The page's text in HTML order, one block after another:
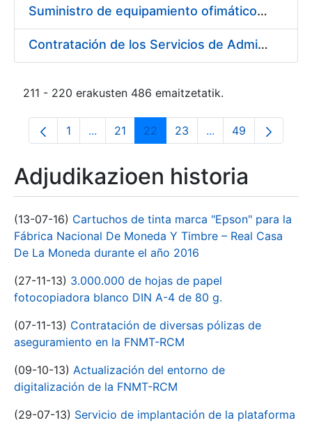
Suministro de equipamiento ofimático para la FNMT-RCM
Contratación de los Servicios de Administración, Soporte, Mantenimiento y Help Desk de la Infraestructura de la FNMT-RCM
211 - 220 erakusten 486 emaitzetatik.
Orrialdea
1 ...Intermediate Pages Use TAB to navigate.
Orrialdea
21 Orrialdea
22 Orrialdea
23 ...Intermediate
Orrialdea
49
Adjudikazioen historia
(13-07-16) Cartuchos de tinta marca "Epson" para la
Fábrica Nacional De Moneda Y Timbre – Real Casa
De La Moneda durante el año 2016
(27-11-13) 3.000.000 de hojas de papel
fotocopiadora blanco DIN A-4 de 80 g.
(07-11-13) Contratación de diversas pólizas de
aseguramiento en la FNMT-RCM
(09-10-13) Actualización del entorno de
digitalización de la FNMT-RCM
(29-07-13) Servicio de implantación de la plataforma